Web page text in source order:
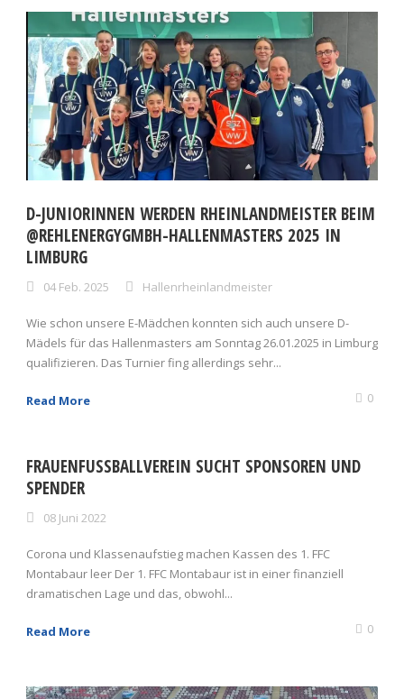
D-JUNIORINNEN WERDEN RHEINLANDMEISTER BEIM
@REHLENERGYGMBH-HALLENMASTERS 2025 IN
LIMBURG
04 Feb. 2025 Hallenrheinlandmeister
Wie schon unsere E-Mädchen konnten sich auch unsere D-
Mädels für das Hallenmasters am Sonntag 26.01.2025 in Limburg
qualifizieren. Das Turnier fing allerdings sehr...
Read More 0
FRAUENFUSSBALLVEREIN SUCHT SPONSOREN UND S
PENDER
08 Juni 2022
Corona und Klassenaufstieg machen Kassen des 1. FFC
Montabaur leer Der 1. FFC Montabaur ist in einer finanziell
dramatischen Lage und das, obwohl...
Read More 0